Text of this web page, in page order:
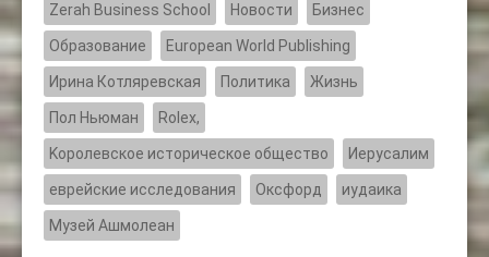
Zerah Business School Новости Бизнес
Образование European World Publishing
Ирина Котляревская Политика Жизнь
Пол Ньюман Rolex,
Kоролевское историческое общество Иерусалим
еврейские исследования Оксфорд иудаика
Музей Ашмолеан